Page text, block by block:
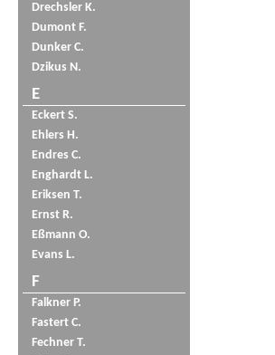
Drechsler K.
Dumont F.
Dunker C.
Dzikus N.
E
Eckert S.
Ehlers H.
Endres C.
Enghardt L.
Eriksen T.
Ernst R.
Eßmann O.
Evans L.
F
Falkner P.
Fastert C.
Fechner T.